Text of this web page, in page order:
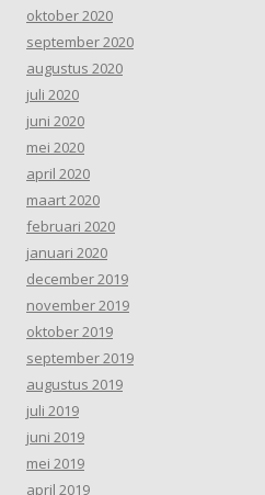
oktober 2020
september 2020
augustus 2020
juli 2020
juni 2020
mei 2020
april 2020
maart 2020
februari 2020
januari 2020
december 2019
november 2019
oktober 2019
september 2019
augustus 2019
juli 2019
juni 2019
mei 2019
april 2019